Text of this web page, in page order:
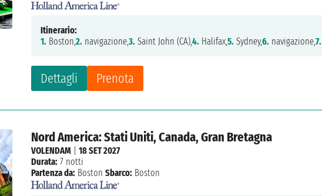
Dettagli Prenota
Itinerario:
1. Boston,2. navigazione,3. Saint John (CA),4. Halifax,5. Sydney,6. navigazione,7.
Nord America: Stati Uniti, Canada, Gran Bretagna
VOLENDAM |18 SET 2027
Durata: 7 notti
Partenza da: Boston Sbarco: Boston